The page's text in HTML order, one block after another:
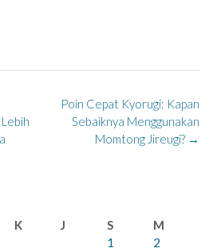
Poin Cepat Kyorugi: Kapan
Sebaiknya Menggunakan
Momtong Jireugi? →
K J S
M
1
2